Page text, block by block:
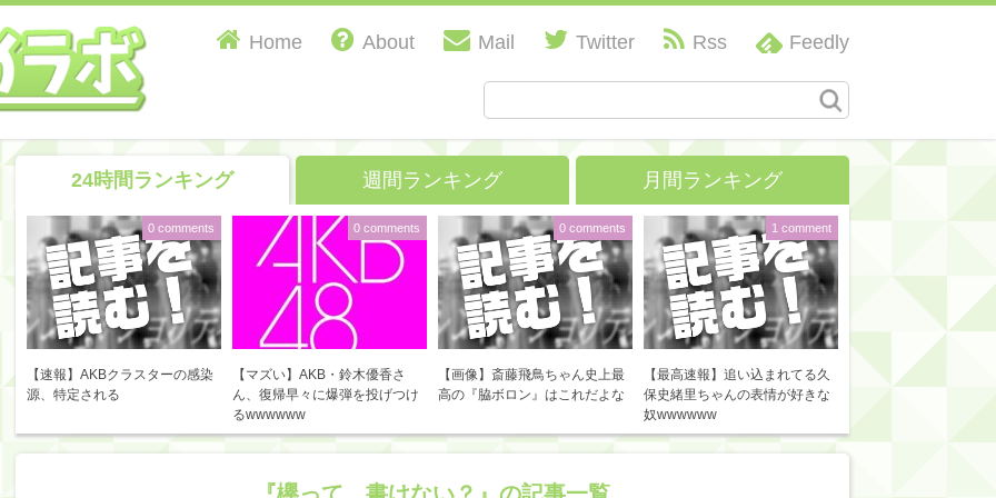
Home About Mail Twitter Rss Feedly
24時間ランキング 週間ランキング 月間ランキング
【速報】AKBクラスターの感染
源、特定される
0 comments
【マズい】AKB・鈴木優香さ
ん、復帰早々に爆弾を投げつけ
るwwwwww
0 comments
【画像】斎藤飛鳥ちゃん史上最
高の『脇ボロン』はこれだよな
0 comments
【最高速報】追い込まれてる久
保史緒里ちゃんの表情が好きな
奴wwwwww
1 comment